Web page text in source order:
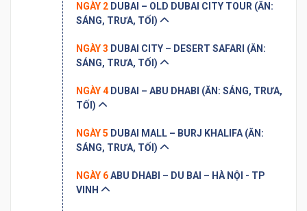
NGÀY 2 DUBAI – OLD DUBAI CITY TOUR (ĂN:
SÁNG, TRƯA, TỐI)
NGÀY 3 DUBAI CITY – DESERT SAFARI (ĂN:
SÁNG, TRƯA, TỐI)
NGÀY 4DUBAI – ABU DHABI (ĂN: SÁNG, TRƯA,
TỐI)
NGÀY 5 DUBAI MALL – BURJ KHALIFA (ĂN:
SÁNG, TRƯA, TỐI)
NGÀY 6ABU DHABI – DU BAI – HÀ NỘI - TP
VINH